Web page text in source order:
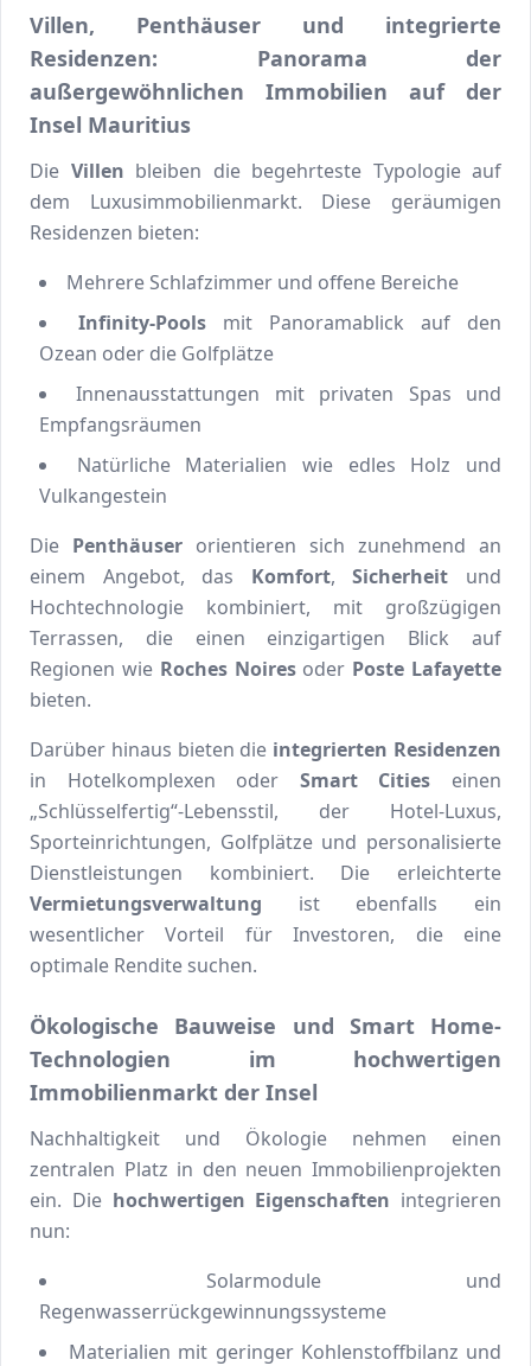
Villen, Penthäuser und integrierte
Residenzen: Panorama der
außergewöhnlichen Immobilien auf der
Insel Mauritius
Die Villen bleiben die begehrteste Typologie auf
dem Luxusimmobilienmarkt. Diese geräumigen
Residenzen bieten:
Mehrere Schlafzimmer und offene Bereiche
Infinity-Pools mit Panoramablick auf den
Ozean oder die Golfplätze
Innenausstattungen mit privaten Spas und
Empfangsräumen
Natürliche Materialien wie edles Holz und
Vulkangestein
Die Penthäuser orientieren sich zunehmend an
einem Angebot, das Komfort,Sicherheit und
Hochtechnologie kombiniert, mit großzügigen
Terrassen, die einen einzigartigen Blick auf
Regionen wie Roches Noiresoder Poste Lafayette
bieten.
Darüber hinaus bieten die integrierten Residenzen
in Hotelkomplexen oder Smart Cities einen
„Schlüsselfertig“-Lebensstil, der Hotel-Luxus,
Sporteinrichtungen, Golfplätze und personalisierte
Dienstleistungen kombiniert. Die erleichterte
Vermietungsverwaltung ist ebenfalls ein
wesentlicher Vorteil für Investoren, die eine
optimale Rendite suchen.
Ökologische Bauweise und Smart Home-
Technologien im hochwertigen
Immobilienmarkt der Insel
Nachhaltigkeit und Ökologie nehmen einen
zentralen Platz in den neuen Immobilienprojekten
ein. Die hochwertigen Eigenschaften integrieren
nun:
Solarmodule und
Regenwasserrückgewinnungssysteme
Materialien mit geringer Kohlenstoffbilanz und